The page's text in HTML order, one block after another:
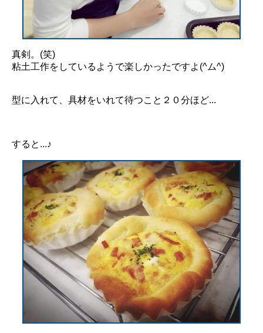
真剣。(笑)
粘土工作をしているようで楽しかったですよ(^ム^)
型に入れて、具材をいれて待つこと２０分ほど...
すると...♪